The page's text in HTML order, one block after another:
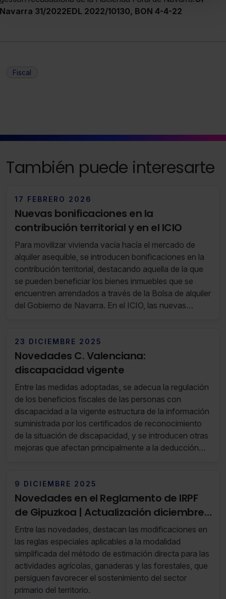
todas las cookies excepto aquellas imprescindibles.
Navarra 31/2022EDL 2022/10130, BON 4-4-22
Fiscal
También puede interesarte
17 FEBRERO 2026
Nuevas bonificaciones en la
contribución territorial y en el ICIO
Para movilizar vivienda vacía hacía el mercado de
alquiler asequible, se introducen bonificaciones en la
contribución territorial, destacando aquella de la que
se pueden beneficiar los bienes inmuebles que se
encuentren arrendados a través de la Bolsa de alquiler
del Gobierno de Navarra. En el ICIO, las nuevas
construcción de viviendas destinadas al alquiler.
23 DICIEMBRE 2025
Novedades C. Valenciana:
discapacidad vigente
Entre las medidas adoptadas, se adecua la regulación
de los beneficios fiscales de las personas con
discapacidad a la vigente estructura de la información
suministrada por los certificados de reconocimiento
de la situación de discapacidad, y se introducen otras
mejoras que afectan principalmente a la deducción
9 DICIEMBRE 2025
Novedades en el Reglamento de IRPF
de Gipuzkoa | Actualización diciembre
2025
Entre las novedades, destacan las modificaciones en
las reglas especiales aplicables a la modalidad
simplificada del método de estimación directa para las
actividades agrícolas, ganaderas y las forestales, que
persiguen favorecer el sostenimiento del sector
primario del territorio.